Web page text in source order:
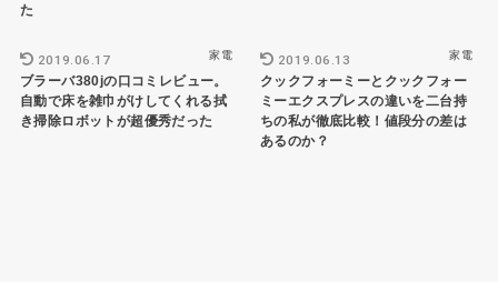
た
家電
2019.06.17
ブラーバ380jの口コミレビュー。
自動で床を雑巾がけしてくれる拭
き掃除ロボットが超優秀だった
家電
2019.06.13
クックフォーミーとクックフォー
ミーエクスプレスの違いを二台持
ちの私が徹底比較！値段分の差は
あるのか？